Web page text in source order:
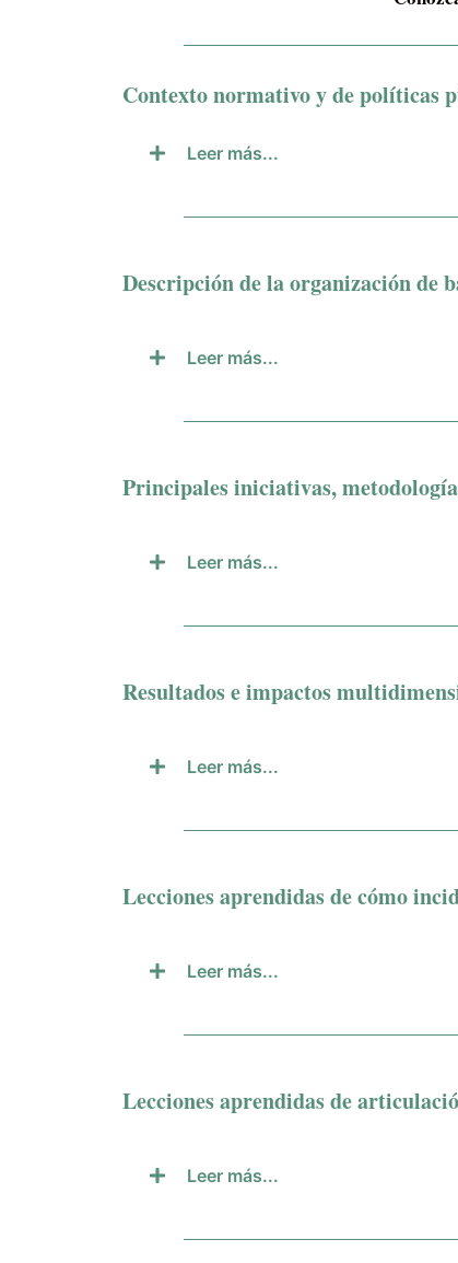
Contexto normativo y de políticas
Leer más...
Descripción de la organización de
Leer más...
Principales iniciativas,
Leer más...
Resultados e impactos
Leer más...
Lecciones aprendidas de cómo
Leer más...
Lecciones aprendidas de
Leer más...